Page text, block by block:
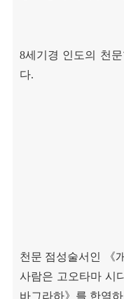
8세기경 인도의 천
다.
천문 점성술서인 《
사람은 고오타마 시
바그라하》 를 한역